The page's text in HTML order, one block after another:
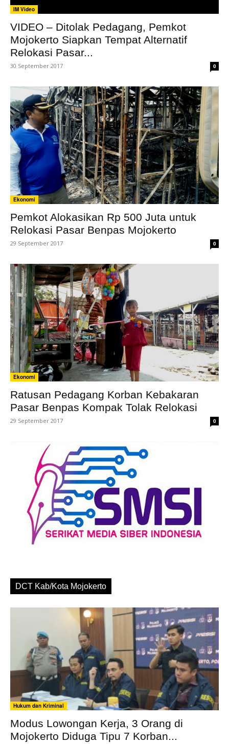
IM Video
VIDEO – Ditolak Pedagang, Pemkot
Mojokerto Siapkan Tempat Alternatif
Relokasi Pasar...
30 September 2017 0
Ekonomi
Pemkot Alokasikan Rp 500 Juta untuk
Relokasi Pasar Benpas Mojokerto
29 September 2017 0
Ekonomi
Ratusan Pedagang Korban Kebakaran
Pasar Benpas Kompak Tolak Relokasi
29 September 2017 0
DCT Kab/Kota Mojokerto
Hukum dan Kriminal
Modus Lowongan Kerja, 3 Orang di
Mojokerto Diduga Tipu 7 Korban...